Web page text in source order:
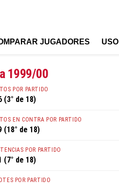
JUGADORES USO
1999/00
POR PARTIDO
(3° de 18)
EN CONTRA POR PARTIDO
(18° de 18)
POR PARTIDO
(7° de 18)
POR PARTIDO